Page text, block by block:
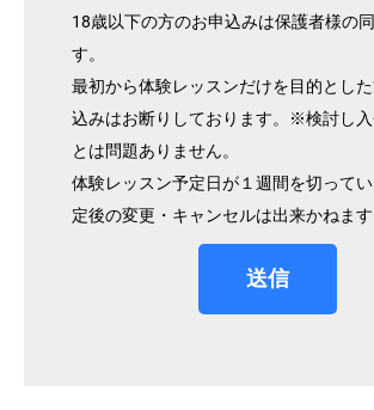
18歳以下の方のお申込みは保護者様の
す。
最初から体験レッスンだけを目的とし
込みはお断りしております。※検討し入
とは問題ありません。
体験レッスン予定日が１週間を切って
定後の変更・キャンセルは出来かねます
送信